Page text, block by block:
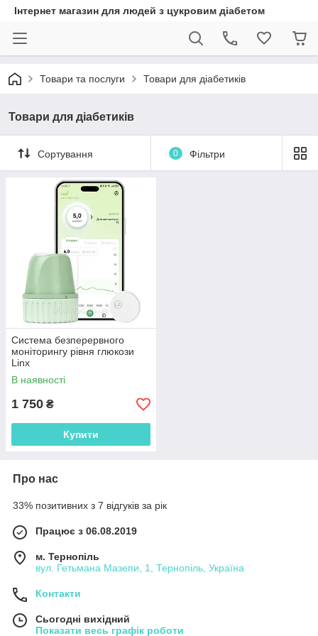
Інтернет магазин для людей з цукровим діабетом
Товари та послуги Товари для діабетиків
Товари для діабетиків
Сортування 0 Фільтри
Система безперервного
моніторингу рівня глюкози
Linx
В наявності
1 750 ₴
Купити
Про нас
33% позитивних з 7 відгуків за рік
Працює з 06.08.2019
м. Тернопіль
вул. Гетьмана Мазепи, 1, Тернопіль, Україна
Контакти
Сьогодні вихідний
Показати весь графік роботи